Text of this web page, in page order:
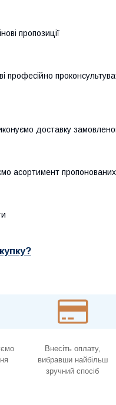
пропозиції
професійно
доставку
асортимент пропонованих
Внесіть оплату,
вибравши найбільш
зручний спосіб